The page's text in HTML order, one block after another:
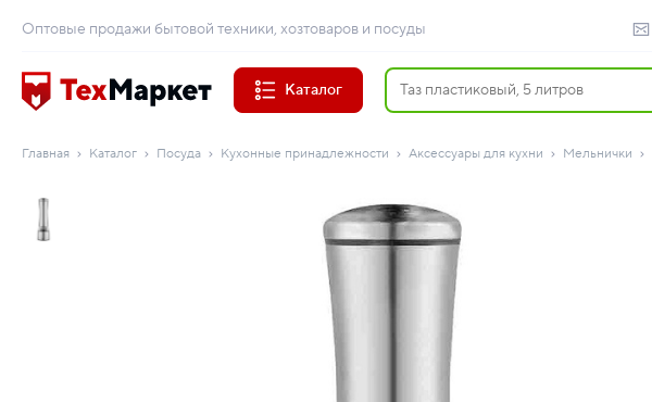
Оптовые продажи бытовой техники, хозтоваров и посуды
Каталог
Главная Каталог Посуда Кухонные принадлежности Аксессуары для кухни Мельнички